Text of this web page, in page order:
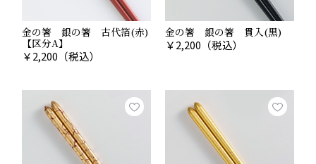
金の箸 銀の箸 古代箔(赤)
【区分A】
￥2,200 （税込）
金の箸 銀の箸 貫入(黒)
￥2,200 （税込）